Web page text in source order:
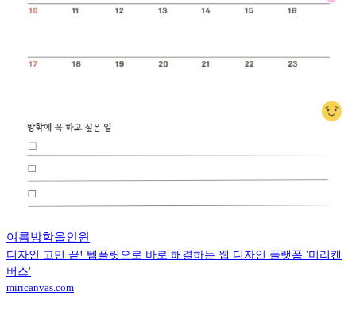
여름방학올인원
디자인 고민 끝! 템플릿으로 바로 해결하는 웹 디자인 플랫폼 '미리캔
버스'
miricanvas.com